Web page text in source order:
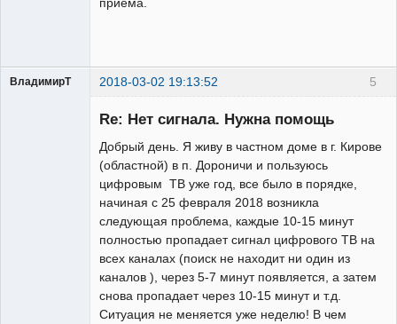
5
ВладимирТ 2018-03-02 19:13:52
Re: Нет сигнала. Нужна помощь
Добрый день. Я живу в частном доме в г. Кирове
(областной) в п. Дороничи и пользуюсь
цифровым ТВ уже год, все было в порядке,
начиная с 25 февраля 2018 возникла
следующая проблема, каждые 10-15 минут
полностью пропадает сигнал цифрового ТВ на
всех каналах (поиск не находит ни один из
каналов ), через 5-7 минут появляется, а затем
снова пропадает через 10-15 минут и т.д.
Ситуация не меняется уже неделю! В чем